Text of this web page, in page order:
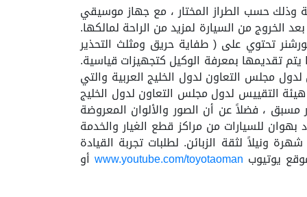
قياس 18 بوصة مع إطارات للطرق السريعة وذلك حسب الطراز المختار ، مع جهاز موسيقي
بعد الخروج من السيارة لمزيد من الراحة لمالكها.
تحتوي على ( طفاية حريق ومثلث التحذير
تقديمها بمعرفة الوكيل كتجهيزات قياسية.
مجلس التعاون لدول الخليج العربية والتي
التقييس لدول مجلس التعاون لدول الخليج
مسبق ، فضلاً عن أن الصور والألوان المعروضة
للسيارات من مراكز قطع الغيار والخدمة
ونيلاً لثقة الزبائن. لطلبات تجربة القيادة
يوتيوب www.youtube.com/toyotaomanأو